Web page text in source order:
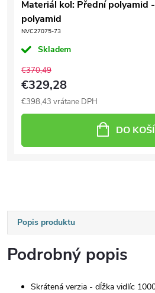
Materiál kol: Přední polyamid
polyamid
NVC27075-73
Skladem
€370,49
€329,28
€398,43 vrátane DPH
DO
Popis produktu
Podrobný popis
Skrátená verzia - dĺžka vidlíc